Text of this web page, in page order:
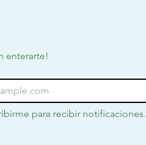
enterarte!
para recibir notificaciones.